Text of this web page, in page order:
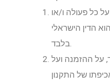
כל פעולה ו/או
הדין הישראלי
על ההזמנה ועל
של התקנון